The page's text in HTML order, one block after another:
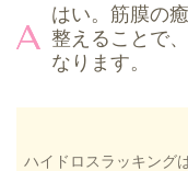
はい。筋膜の
整えることで
なります。
ハイドロスラッキングは